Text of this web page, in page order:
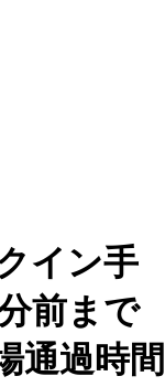
イン手
前まで
通過時間